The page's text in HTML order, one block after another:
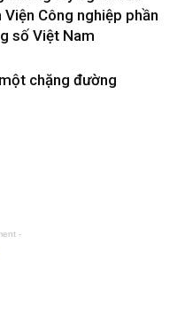
Công nghiệp phần
số Việt Nam
chặng đường
-